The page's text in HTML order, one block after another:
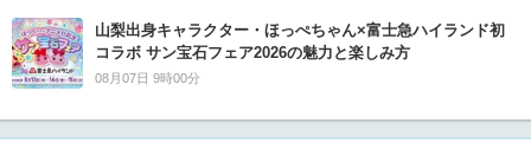
山梨出身キャラクター・ほっぺちゃん×富士急ハイランド初
コラボ サン宝石フェア2026の魅力と楽しみ方
08月07日 9時00分